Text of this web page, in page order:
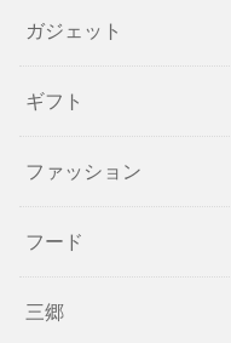
ガジェット
ギフト
ファッション
フード
三郷